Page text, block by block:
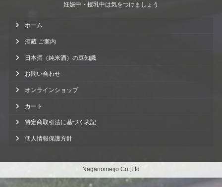
妊娠中・授乳中は気をつけましょう
ホーム
酒蔵 ご案内
日本酒（純米酒）の豆知識
お問い合わせ
オンラインショップ
カート
特定商取引法に基づく表記
個人情報保護方針
Naganomeijo Co.,Ltd